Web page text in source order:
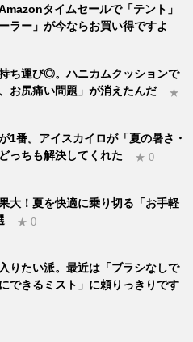
タイムセールで「テント」
ラー」が今ならお買い得ですよ
ち運び◎。ハニカムクッションで
お尻痛い問題」が消えたんだ
★
1番。アイスカイロが「夏の暑さ・
っちも解決してくれた
★ 0
大！夏を快適に乗り切る「お手軽
★ 0
りたい派。最近は「ブラシなしで
できるミスト」に頼りっきりです